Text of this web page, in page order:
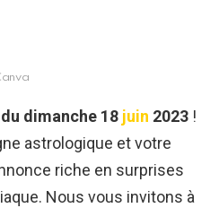
du dimanche 18 juin 2023 !
astrologique et votre
riche en surprises
Nous vous invitons à